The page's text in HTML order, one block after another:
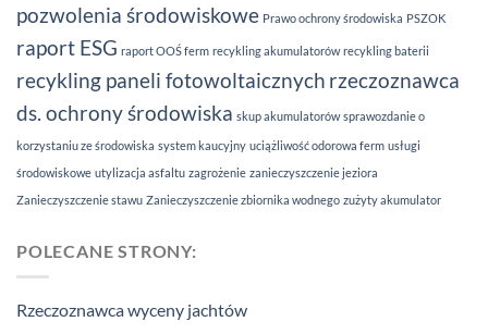
pozwolenia środowiskowe Prawo ochrony środowiska PSZOK
raport ESG raport OOŚ ferm recykling akumulatorów recykling baterii
recykling paneli fotowoltaicznych rzeczoznawca
ds. ochrony środowiska skup akumulatorów sprawozdanie o
korzystaniu ze środowiska system kaucyjny uciążliwość odorowa ferm usługi
środowiskowe utylizacja asfaltu zagrożenie zanieczyszczenie jeziora
Zanieczyszczenie stawu Zanieczyszczenie zbiornika wodnego zużyty akumulator
POLECANE STRONY:
Rzeczoznawca wyceny jachtów